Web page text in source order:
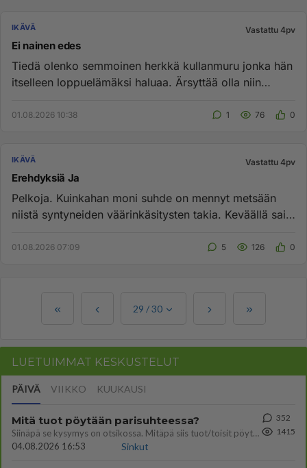
IKÄVÄ Vastattu 4pv
Ei nainen edes
Tiedä olenko semmoinen herkkä kullanmuru jonka hän
itselleen loppuelämäksi haluaa. Ärsyttää olla niin
01.08.2026 10:38 1 76 0
IKÄVÄ Vastattu 4pv
Erehdyksiä Ja
Pelkoja. Kuinkahan moni suhde on mennyt metsään
niistä syntyneiden väärinkäsitysten takia. Keväällä sain
01.08.2026 07:09 5 126 0
29 /30
LUETUIMMAT KESKUSTELUT
PÄIVÄ VIIKKO KUUKAUSI
Mitä tuot pöytään parisuhteessa?
Siinäpä se kysymys on otsikossa. Mitäpä siis tuot/toisit pöytään parisuhteessa? Oletko mies vai nainen? Koetko sen mitä
04.08.2026 16:53
Sinkut
352
1415